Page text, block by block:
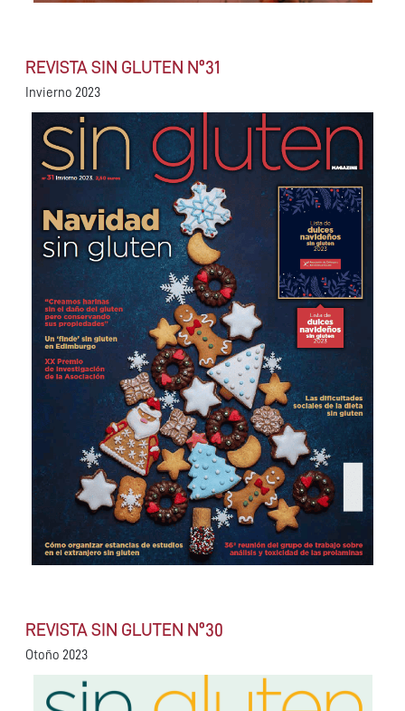
REVISTA SIN GLUTEN Nº31
Invierno 2023
REVISTA SIN GLUTEN Nº30
Otoño 2023